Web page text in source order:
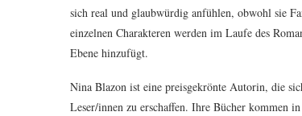
sich real und glaubwürdig anfühlen, obwohl sie
einzelnen Charakteren werden im Laufe des
Ebene hinzufügt.
Nina Blazon ist eine preisgekrönte Autorin, die
Leser/innen zu erschaffen. Ihre Bücher kommen